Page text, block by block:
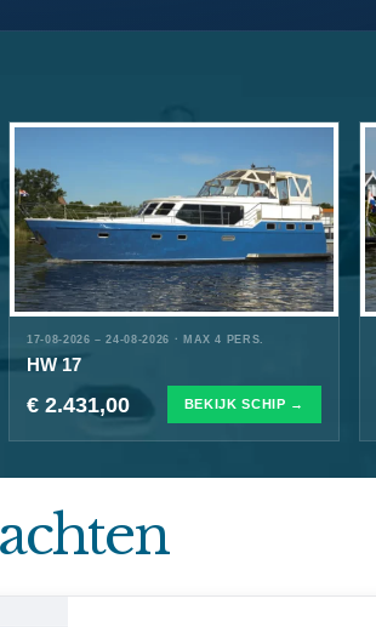
17-08-2026 – 24-08-2026 · MAX 4 PERS.
HW 17
€ 2.431,00 BEKIJK SCHIP →